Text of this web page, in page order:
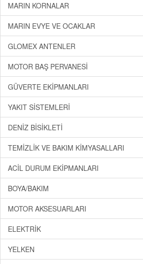
MARIN KORNALAR
MARIN EVYE VE OCAKLAR
GLOMEX ANTENLER
MOTOR BAŞ PERVANESİ
GÜVERTE EKİPMANLARI
YAKIT SİSTEMLERİ
DENİZ BİSİKLETİ
TEMİZLİK VE BAKIM KİMYASALLARI
ACİL DURUM EKİPMANLARI
BOYA/BAKIM
MOTOR AKSESUARLARI
ELEKTRİK
YELKEN